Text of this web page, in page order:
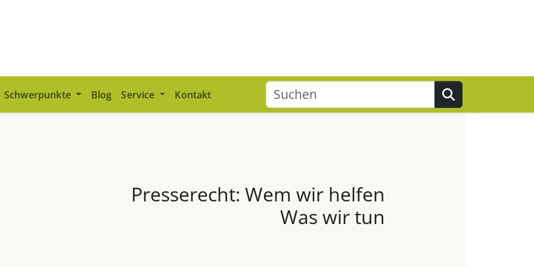
Schwerpunkte Blog Service Kontakt
Suchen
Presserecht: Wem wir helfen
Was wir tun